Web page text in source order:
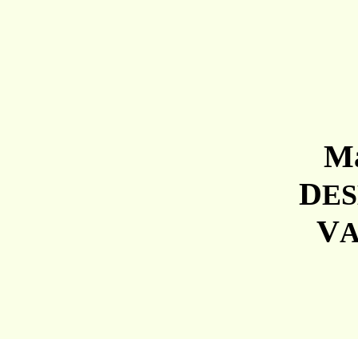
D
V